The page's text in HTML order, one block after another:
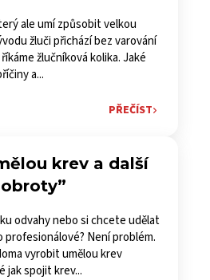
ale umí způsobit velkou
žluči přichází bez varování
žlučníková kolika. Jaké
a...
PŘEČÍST
krev a další
odvahy nebo si chcete udělat
Není problém.
vyrobit umělou krev
jak spojit krev...